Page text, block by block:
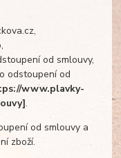
od smlouvy,
odstoupení od
www.plavky-
.
od smlouvy a
zboží.